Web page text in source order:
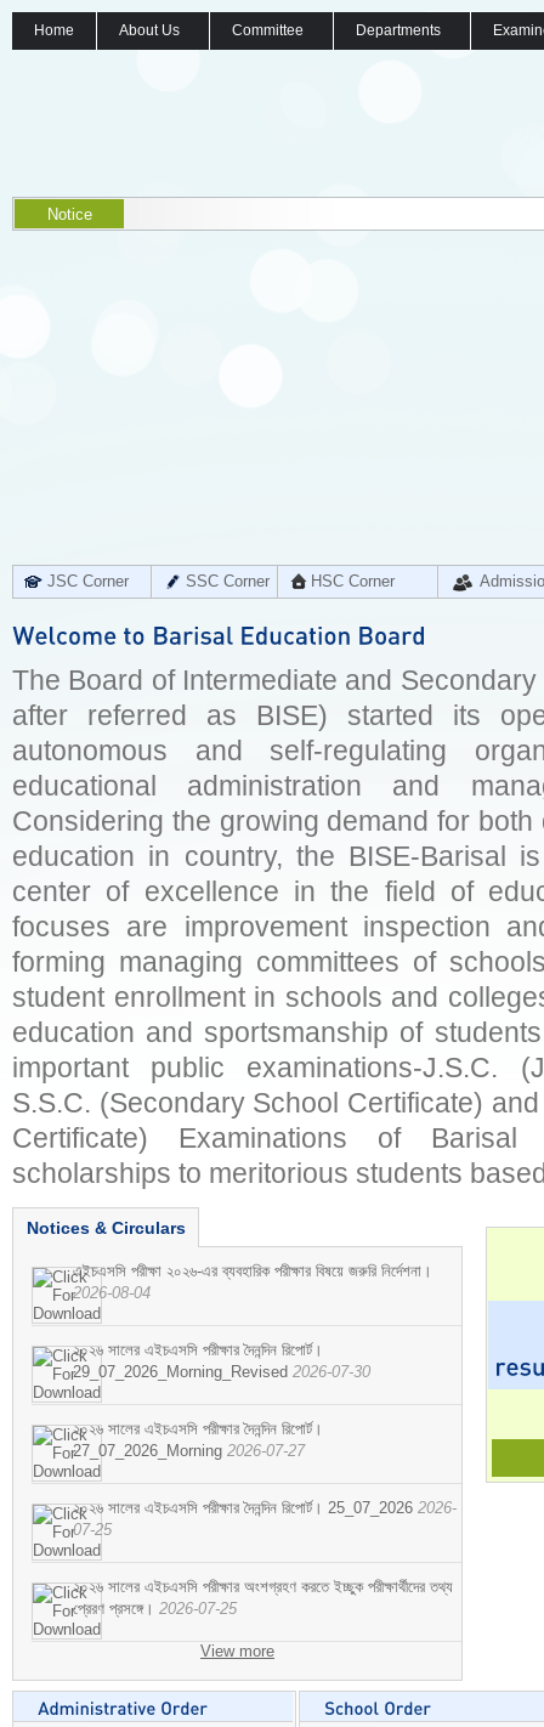
Home About Us Committee Departments
Notice
JSC Corner SSC Corner HSC Corner
The Board of Intermediate and
after referred as BISE) started its
autonomous and self-regulating
educational administration and
Considering the growing demand for
education in country, the BISE-Barisal
center of excellence in the field of
focuses are improvement inspection
forming managing committees of
student enrollment in schools and
education and sportsmanship of
important public examinations-J.S.C.
S.S.C. (Secondary School Certificate)
Certificate) Examinations of
scholarships to meritorious students
Notices & Circulars
এইচএসসি পরীক্ষা ২০২৬-এর ব্যবহারিক পরীক্ষার বিষয়ে জরুরি নির্দেশনা।
2026-08-04
২০২৬ সালের এইচএসসি পরীক্ষার দৈনন্দিন রিপোর্ট।
29_07_2026_Morning_Revised 2026-07-30
২০২৬ সালের এইচএসসি পরীক্ষার দৈনন্দিন রিপোর্ট।
27_07_2026_Morning 2026-07-27
২০২৬ সালের এইচএসসি পরীক্ষার দৈনন্দিন রিপোর্ট। 25_07_2026 2026-
07-25
২০২৬ সালের এইচএসসি পরীক্ষার অংশগ্রহণ করতে ইচ্ছুক পরীক্ষার্থীদের তথ্য
প্রেরণ প্রসঙ্গে। 2026-07-25
View more